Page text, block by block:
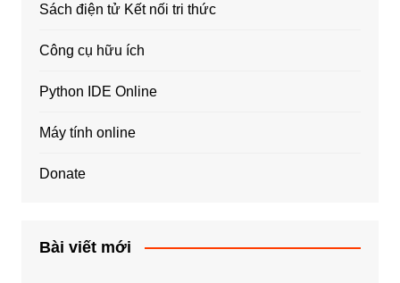
Sách điện tử Kết nối tri thức
Công cụ hữu ích
Python IDE Online
Máy tính online
Donate
Bài viết mới